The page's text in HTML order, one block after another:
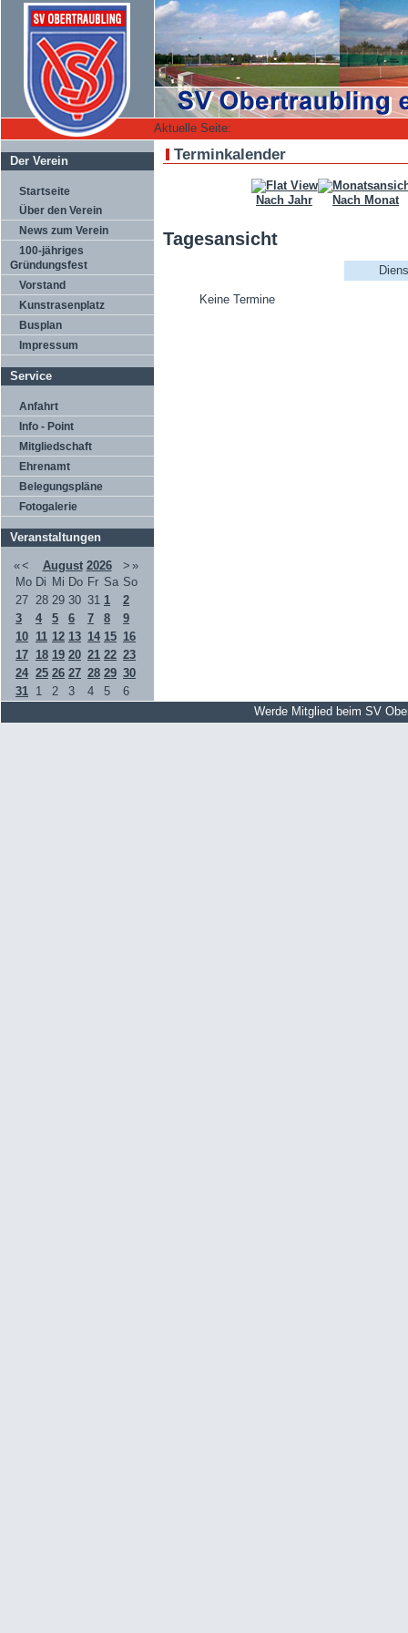
Aktuelle Seite:
Der Verein
Startseite
Über den Verein
News zum Verein
100-jähriges
Gründungsfest
Vorstand
Kunstrasenplatz
Busplan
Impressum
Service
Anfahrt
Info - Point
Mitgliedschaft
Ehrenamt
Belegungspläne
Fotogalerie
Veranstaltungen
«< August 2026 > »
Mo Di Mi Do Fr Sa So
27 28 29 30 31 1
2
3
4 5 6 7 8
9
10 11 12 13 14 15 16
17 18 19 20 21 22 23
24 25 26 27 28 29 30
31 1 2 3 4 5 6
Terminkalender
Nach Jahr Nach Monat
Tagesansicht
Keine Termine
Werde Mitglied beim SV